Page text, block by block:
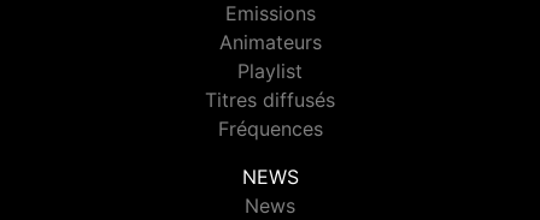
Emissions
Animateurs
Playlist
Titres diffusés
Fréquences
NEWS
News